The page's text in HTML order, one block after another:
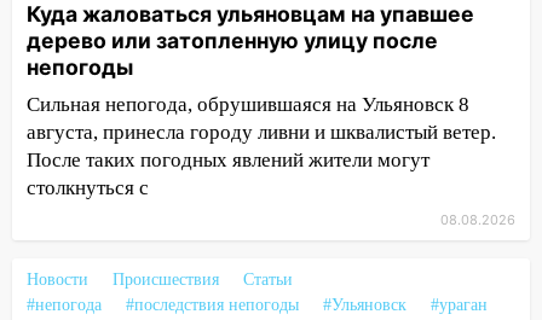
10:11 Директора ульяновской
«Нефтяной топливной компании» будут
судить за неуплату 48,4 млн рублей
налогов
09:28 Дети на дорогах: пострадали
велосипедисты, мотоциклисты и
пешеходы. Обзор крупных аварий в
08:30
Поджог со свечой, 16 сгоревших
домов и выстрел за водку
Куда жаловаться ульяновцам на упавшее
дерево или затопленную улицу после
непогоды
Сильная непогода, обрушившаяся на Ульяновск 8
августа, принесла городу ливни и шквалистый ветер.
После таких погодных явлений жители могут
столкнуться с
08.08.2026
Новости Происшествия
Статьи
#непогода
#последствия непогоды #Ульяновск #ураган